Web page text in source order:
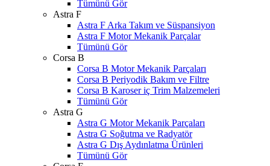
Tümünü Gör
Astra F
Astra F Arka Takım ve Süspansiyon
Astra F Motor Mekanik Parçalar
Tümünü Gör
Corsa B
Corsa B Motor Mekanik Parçaları
Corsa B Periyodik Bakım ve Filtre
Corsa B Karoser iç Trim Malzemeleri
Tümünü Gör
Astra G
Astra G Motor Mekanik Parçaları
Astra G Soğutma ve Radyatör
Astra G Dış Aydınlatma Ürünleri
Tümünü Gör